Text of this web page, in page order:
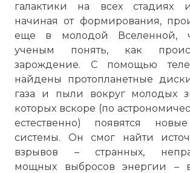
галактики на всех стадиях
начиная от формирования,
еще в молодой Вселенной,
ученым понять, как
зарождение. С помощью
найдены протопланетные
газа и пыли вокруг молодых
которых вскоре (по
естественно) появятся
системы. Он смог найти
взрывов – странных,
мощных выбросов энергии –